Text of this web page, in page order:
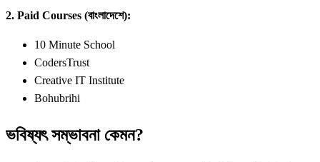
2. Paid Courses (বাংলাদেশে):
10 Minute School
CodersTrust
Creative IT Institute
Bohubrihi
ভবিষ্যৎ সম্ভাবনা কেমন?